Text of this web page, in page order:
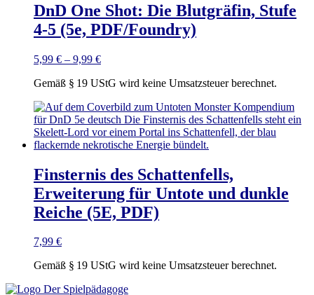
DnD One Shot: Die Blutgräfin, Stufe
4-5 (5e, PDF/Foundry)
5,99 € – 9,99 €
Gemäß § 19 UStG wird keine Umsatzsteuer berechnet.
Finsternis des Schattenfells,
Erweiterung für Untote und dunkle
Reiche (5E, PDF)
7,99 €
Gemäß § 19 UStG wird keine Umsatzsteuer berechnet.